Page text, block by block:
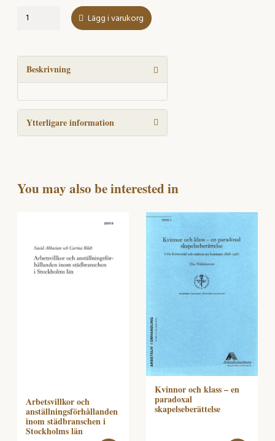
Det
villkor
om
självförvaltandets
kompetens
mängd
Lägg i varukorg
Beskrivning
Ytterligare information
You may also be interested in
Arbetsvillkor och
anställningsförhållanden
inom städbranschen i
Stockholms län
Kvinnor och klass – en
paradoxal
skapelseberättelse